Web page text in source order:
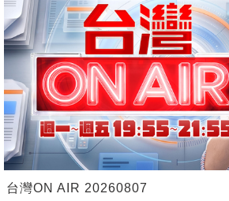
台灣ON AIR 20260807